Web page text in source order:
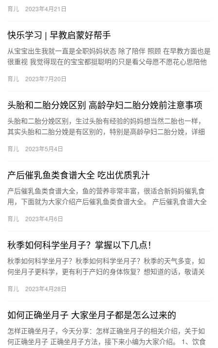
就…
育儿 2023年4月21日
快乐学习 | 早教启蒙好帮手
从宝宝出生我就一直是全职妈妈状态 除了陪伴 照顾 在早教方面也是
很重视 我觉得现在的宝宝都挺聪明的只是看父母愿不愿花心思陪他
育儿 2023年7月20日
头胎和二胎分娩区别 高龄孕妇二胎分娩前注意事项
头胎和二胎分娩区别，生过头胎有经验的妈妈想当然二胎也一样，
其实头胎和二胎分娩是有区别的，特别是高龄孕妇二胎分娩，详细
很…
育儿 2023年5月4日
产后催乳鱼类食谱大全 吃出优质乳汁
产后催乳鱼类食谱大全，鱼的营养非常丰富，很适合新妈妈催乳食
用，下面就为大家介绍产后催乳鱼类食谱大全。 产后催乳食谱大全
育儿 2023年4月6日
秋季如何科学坐月子？掌握以下几点！
秋季如何科学坐月子？秋季如何科学坐月子？秋季的天气多变，如
何坐月子更科学，更有利于产妇的身体恢复？想知道的话，敬请关
个…
育儿 2023年4月28日
如何正确坐月子 大家坐月子都是怎么过来的
怎样正确坐月子，今天分享：怎样正确坐月子的相关介绍，关于如
何正确坐月子 正确坐月子方法，接下来小编为大家介绍。 1、饮食